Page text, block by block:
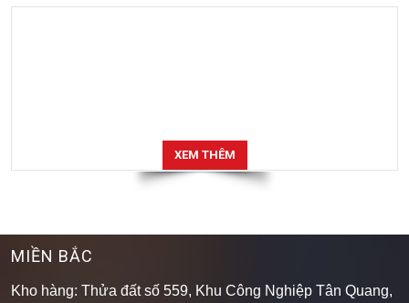
XEM THÊM
MIỀN BẮC
Kho hàng: Thửa đất số 559, Khu Công Nghiệp Tân Quang,